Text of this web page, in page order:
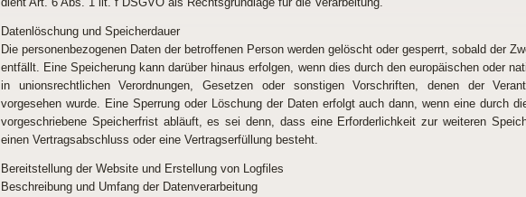
Datenlöschung und Speicherdauer
Die personenbezogenen Daten der betroffenen Person werden gelöscht oder gesperrt, sobald der
entfällt. Eine Speicherung kann darüber hinaus erfolgen, wenn dies durch den europäischen oder
in unionsrechtlichen Verordnungen, Gesetzen oder sonstigen Vorschriften, denen der
vorgesehen wurde. Eine Sperrung oder Löschung der Daten erfolgt auch dann, wenn eine durch
vorgeschriebene Speicherfrist abläuft, es sei denn, dass eine Erforderlichkeit zur weiteren
einen Vertragsabschluss oder eine Vertragserfüllung besteht.
Bereitstellung der Website und Erstellung von Logfiles
Beschreibung und Umfang der Datenverarbeitung